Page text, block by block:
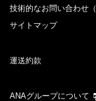
技術的なお問い合わせ（
サイトマップ
運送約款
ANAグループについて